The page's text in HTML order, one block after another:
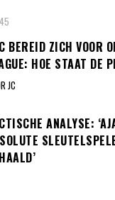
BEREID ZICH VOOR
HOE STAAT DE
JC
ANALYSE: